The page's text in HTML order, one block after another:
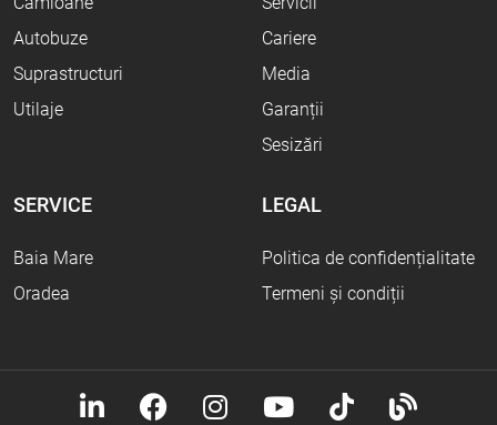
Autobuze
Suprastructuri
Utilaje
Cariere
Media
Garanții
Sesizări
SERVICE
Baia Mare
Oradea
LEGAL
Politica de confidențialitate
Termeni și condiții